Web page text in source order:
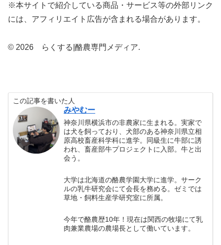
※本サイトで紹介している商品・サービス等の外部リンク
には、アフィリエイト広告が含まれる場合があります。
© 2026 らくする|酪農専門メディア.
この記事を書いた人
みやむー
神奈川県横浜市の非農家に生まれる。実家で
は犬を飼っており、犬部のある神奈川県立相
原高校畜産科学科に進学。同級生に牛部に誘
われ、畜産部牛プロジェクトに入部。牛と出
会う。
大学は北海道の酪農学園大学に進学。サーク
ルの乳牛研究会にて会長を務める。ゼミでは
草地・飼料生産学研究室に所属。
今年で酪農歴10年！現在は関西の牧場にて乳
肉兼業農場の農場長として働いています。